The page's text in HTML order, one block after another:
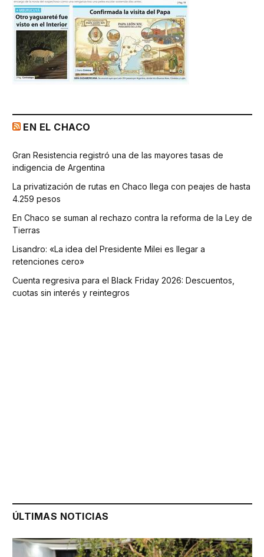
EN EL CHACO
Gran Resistencia registró una de las mayores tasas de
indigencia de Argentina
La privatización de rutas en Chaco llega con peajes de hasta
4.259 pesos
En Chaco se suman al rechazo contra la reforma de la Ley de
Tierras
Lisandro: «La idea del Presidente Milei es llegar a
retenciones cero»
Cuenta regresiva para el Black Friday 2026: Descuentos,
cuotas sin interés y reintegros
ÚLTIMAS NOTICIAS